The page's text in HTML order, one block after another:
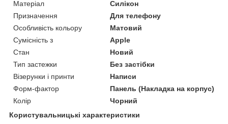
Матеріал
Силікон
Призначення
Для телефону
Особливість кольору
Матовий
Сумісність з
Apple
Стан
Новий
Тип застежки
Без застібки
Візерунки і принти
Написи
Форм-фактор
Панель (Накладка на корпус)
Колір
Чорний
Користувальницькі характеристики